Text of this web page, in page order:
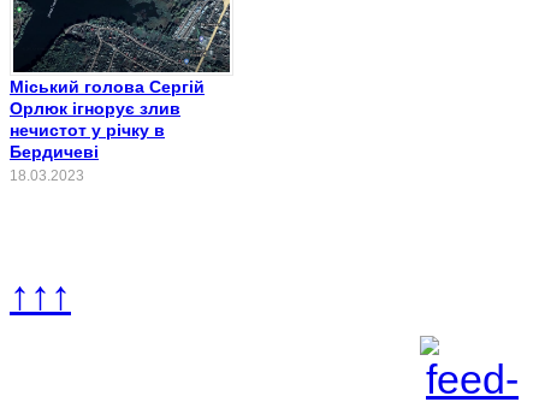
Міський голова Сергій
Орлюк ігнорує злив
нечистот у річку в
Бердичеві
18.03.2023
↑↑↑